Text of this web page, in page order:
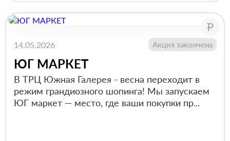
14.05.2026 Акция закончена
ЮГ МАРКЕТ
В ТРЦ Южная Галерея - весна переходит в
режим грандиозного шопинга! Мы запускаем
ЮГ маркет — место, где ваши покупки пр...